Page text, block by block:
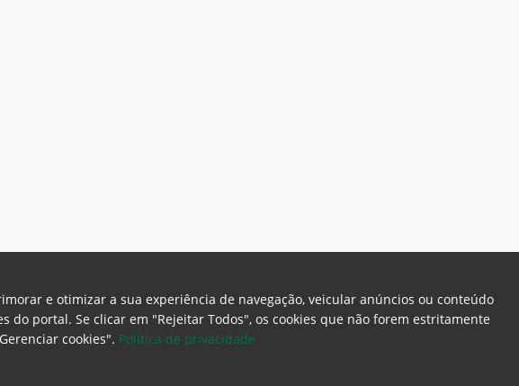
e otimizar a sua experiência de navegação, veicular anúncios ou conteúdo
do portal. Se clicar em "Rejeitar Todos", os cookies que não forem estritamente
cookies". Politica de privacidade